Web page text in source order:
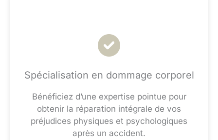
Spécialisation en dommage corporel
Bénéficiez d’une expertise pointue pour
obtenir la réparation intégrale de vos
préjudices physiques et psychologiques
après un accident.